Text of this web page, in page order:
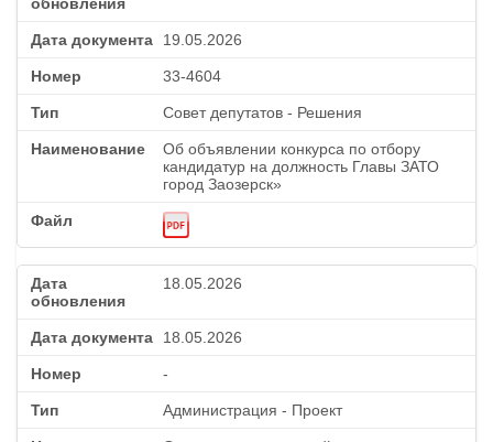
19.05.2026
33-4604
Совет депутатов - Решения
Об объявлении конкурса по отбору
кандидатур на должность Главы ЗАТО
город Заозерск»
18.05.2026
18.05.2026
-
Администрация - Проект